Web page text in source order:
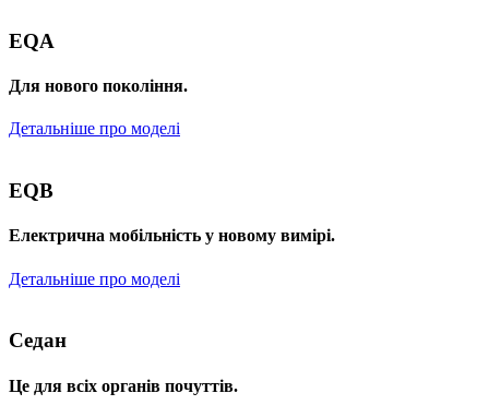
EQA
Для нового покоління.
Детальніше про моделі
EQB
Електрична мобільність у новому вимірі.
Детальніше про моделі
Седан
Це для всіх органів почуттів.